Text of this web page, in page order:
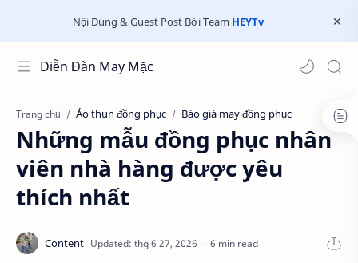
Nội Dung & Guest Post Bởi Team HEYTv
Diễn Đàn May Mặc
Trang chủ Áo thun đồng phục Báo giá may đồng phục
Những mẫu đồng phục nhân
viên nhà hàng được yêu
thích nhất
6 min read